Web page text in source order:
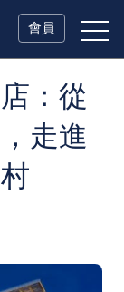
會員
：從
走進